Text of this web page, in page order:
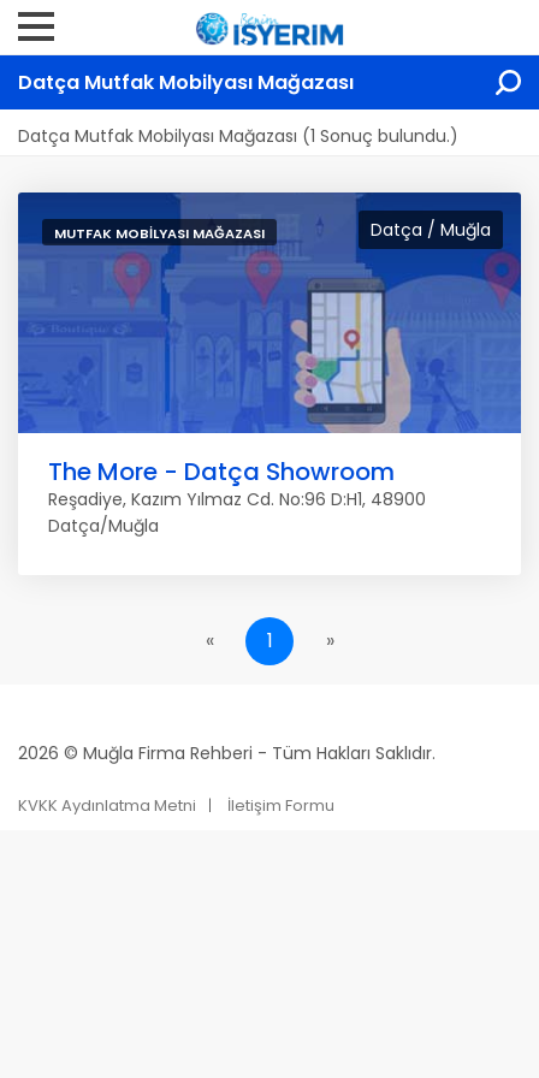
Datça Mutfak Mobilyası Mağazası
Datça Mutfak Mobilyası Mağazası (1 Sonuç bulundu.)
Datça / Muğla
MUTFAK MOBILYASI MAĞAZASI
The More - Datça Showroom
Reşadiye, Kazım Yılmaz Cd. No:96 D:H1, 48900
Datça/Muğla
« 1 »
2026 © Muğla Firma Rehberi - Tüm Hakları Saklıdır.
KVKK Aydınlatma Metni İletişim Formu